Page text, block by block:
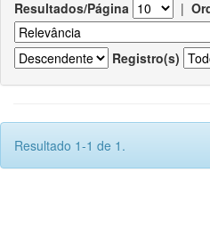
Resultados/Página |
Registro(s)
Resultado 1-1 de 1.